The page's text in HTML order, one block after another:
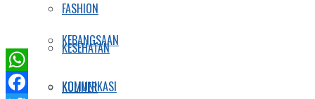
FASHION
KESEHATAN
KULINER
KEBANGSAAN
KOMUNIKASI
WhatsApp